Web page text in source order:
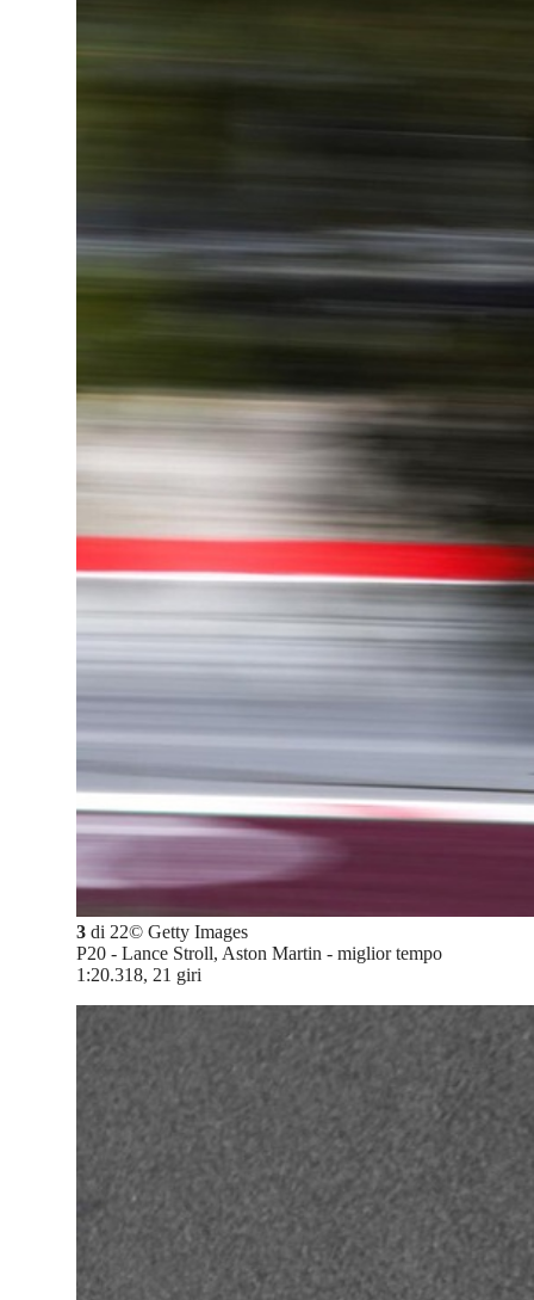
3 di 22© Getty Images
P20 - Lance Stroll, Aston Martin - miglior tempo
1:20.318, 21 giri